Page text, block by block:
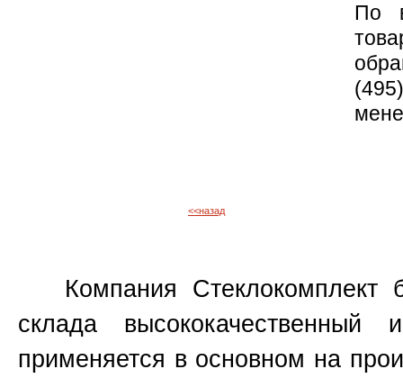
По
<<назад
Компания Стеклокомплект
склада высококачественный
применяется в основном на